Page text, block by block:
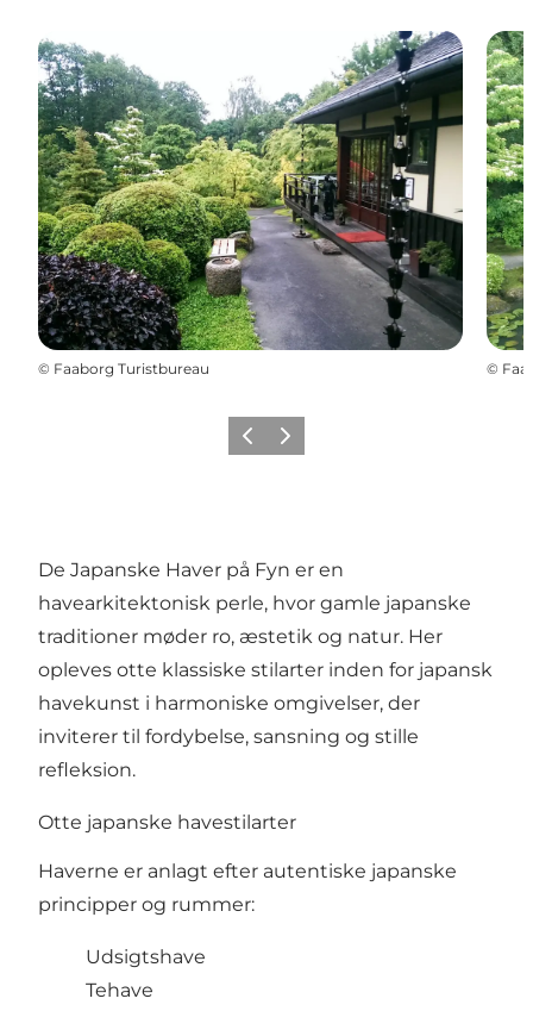
© Faaborg Turistbureau ©
ForrigeNæste
De Japanske Haver på Fyn er en
havearkitektonisk perle, hvor gamle japanske
traditioner møder ro, æstetik og natur. Her
opleves otte klassiske stilarter inden for japansk
havekunst i harmoniske omgivelser, der
inviterer til fordybelse, sansning og stille
refleksion.
Otte japanske havestilarter
Haverne er anlagt efter autentiske japanske
principper og rummer:
Udsigtshave
Tehave